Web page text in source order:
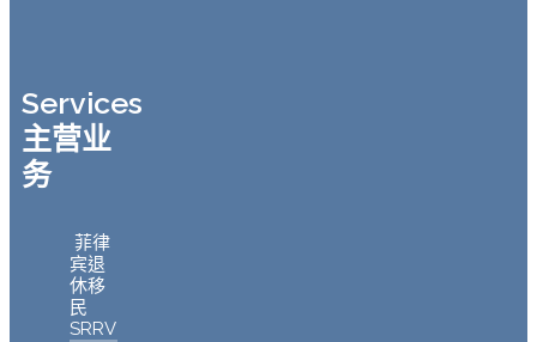
Services
主营业
务
菲律
宾退
休移
民
SRRV